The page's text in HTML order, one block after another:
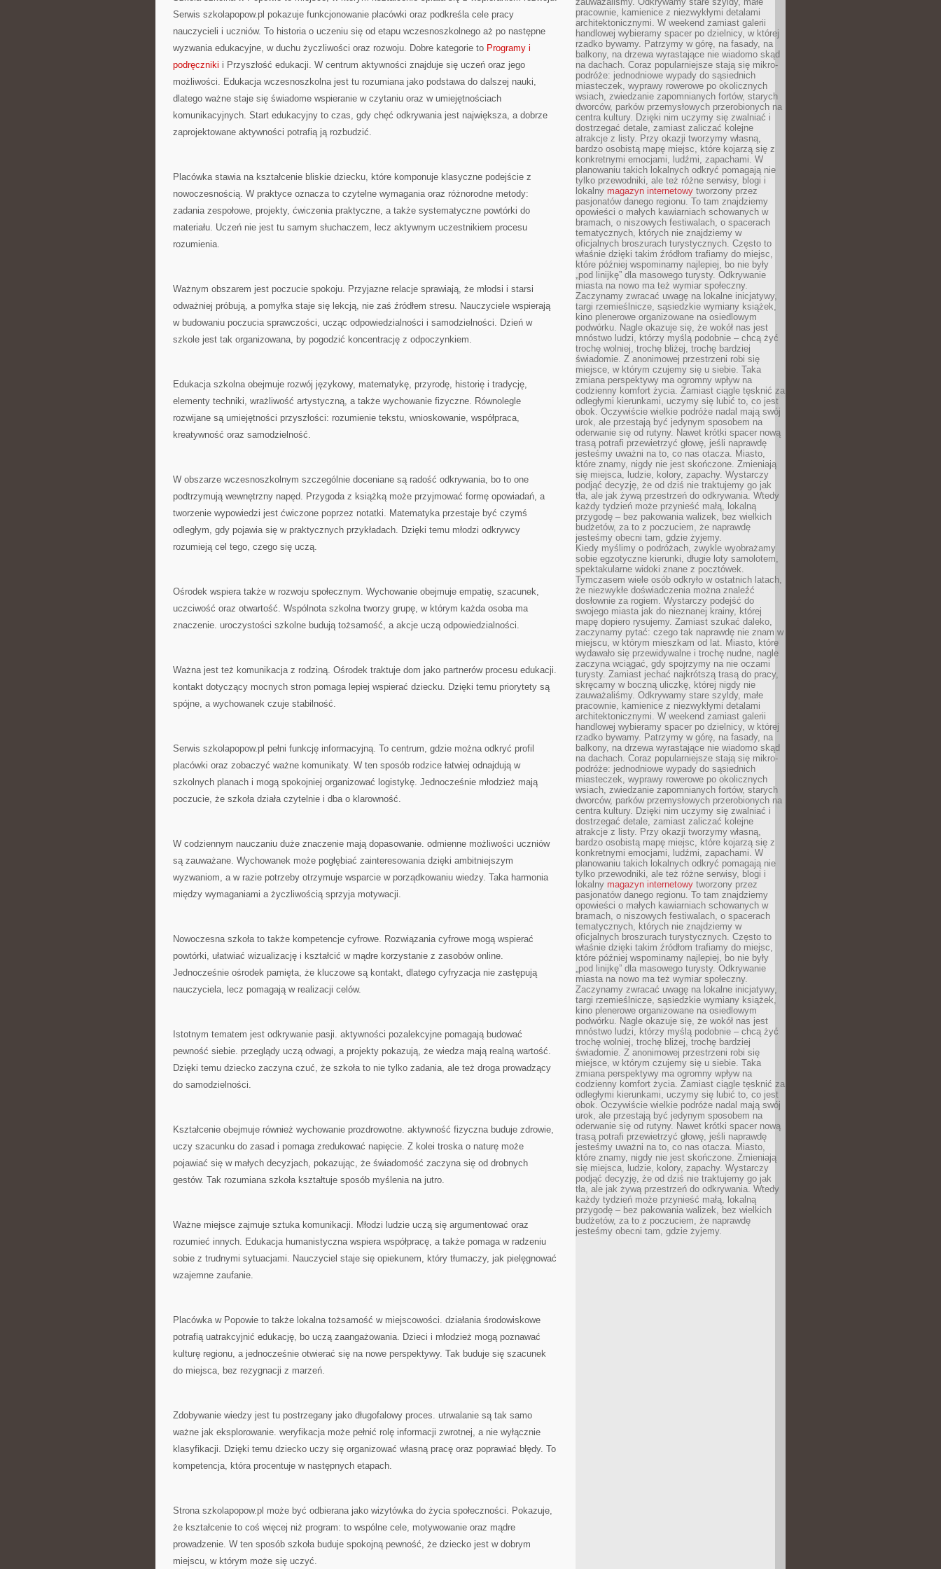
Serwis szkolapopow.pl pokazuje funkcjonowanie placówki oraz podkreśla cele pracy
nauczycieli i uczniów. To historia o uczeniu się od etapu wczesnoszkolnego aż po następne
wyzwania edukacyjne, w duchu życzliwości oraz rozwoju. Dobre kategorie to Programy i
podręczniki i Przyszłość edukacji. W centrum aktywności znajduje się uczeń oraz jego
możliwości. Edukacja wczesnoszkolna jest tu rozumiana jako podstawa do dalszej nauki,
dlatego ważne staje się świadome wspieranie w czytaniu oraz w umiejętnościach
komunikacyjnych. Start edukacyjny to czas, gdy chęć odkrywania jest największa, a dobrze
zaprojektowane aktywności potrafią ją rozbudzić.
Placówka stawia na kształcenie bliskie dziecku, które komponuje klasyczne podejście z
nowoczesnością. W praktyce oznacza to czytelne wymagania oraz różnorodne metody:
zadania zespołowe, projekty, ćwiczenia praktyczne, a także systematyczne powtórki do
materiału. Uczeń nie jest tu samym słuchaczem, lecz aktywnym uczestnikiem procesu
rozumienia.
Ważnym obszarem jest poczucie spokoju. Przyjazne relacje sprawiają, że młodsi i starsi
odważniej próbują, a pomyłka staje się lekcją, nie zaś źródłem stresu. Nauczyciele wspierają
w budowaniu poczucia sprawczości, ucząc odpowiedzialności i samodzielności. Dzień w
szkole jest tak organizowana, by pogodzić koncentrację z odpoczynkiem.
Edukacja szkolna obejmuje rozwój językowy, matematykę, przyrodę, historię i tradycję,
elementy techniki, wrażliwość artystyczną, a także wychowanie fizyczne. Równolegle
rozwijane są umiejętności przyszłości: rozumienie tekstu, wnioskowanie, współpraca,
kreatywność oraz samodzielność.
W obszarze wczesnoszkolnym szczególnie doceniane są radość odkrywania, bo to one
podtrzymują wewnętrzny napęd. Przygoda z książką może przyjmować formę opowiadań, a
tworzenie wypowiedzi jest ćwiczone poprzez notatki. Matematyka przestaje być czymś
odległym, gdy pojawia się w praktycznych przykładach. Dzięki temu młodzi odkrywcy
rozumieją cel tego, czego się uczą.
Ośrodek wspiera także w rozwoju społecznym. Wychowanie obejmuje empatię, szacunek,
uczciwość oraz otwartość. Wspólnota szkolna tworzy grupę, w którym każda osoba ma
znaczenie. uroczystości szkolne budują tożsamość, a akcje uczą odpowiedzialności.
Ważna jest też komunikacja z rodziną. Ośrodek traktuje dom jako partnerów procesu edukacji.
kontakt dotyczący mocnych stron pomaga lepiej wspierać dziecku. Dzięki temu priorytety są
spójne, a wychowanek czuje stabilność.
Serwis szkolapopow.pl pełni funkcję informacyjną. To centrum, gdzie można odkryć profil
placówki oraz zobaczyć ważne komunikaty. W ten sposób rodzice łatwiej odnajdują w
szkolnych planach i mogą spokojniej organizować logistykę. Jednocześnie młodzież mają
poczucie, że szkoła działa czytelnie i dba o klarowność.
W codziennym nauczaniu duże znaczenie mają dopasowanie. odmienne możliwości uczniów
są zauważane. Wychowanek może pogłębiać zainteresowania dzięki ambitniejszym
wyzwaniom, a w razie potrzeby otrzymuje wsparcie w porządkowaniu wiedzy. Taka harmonia
między wymaganiami a życzliwością sprzyja motywacji.
Nowoczesna szkoła to także kompetencje cyfrowe. Rozwiązania cyfrowe mogą wspierać
powtórki, ułatwiać wizualizację i kształcić w mądre korzystanie z zasobów online.
Jednocześnie ośrodek pamięta, że kluczowe są kontakt, dlatego cyfryzacja nie zastępują
nauczyciela, lecz pomagają w realizacji celów.
Istotnym tematem jest odkrywanie pasji. aktywności pozalekcyjne pomagają budować
pewność siebie. przeglądy uczą odwagi, a projekty pokazują, że wiedza mają realną wartość.
Dzięki temu dziecko zaczyna czuć, że szkoła to nie tylko zadania, ale też droga prowadzący
do samodzielności.
Kształcenie obejmuje również wychowanie prozdrowotne. aktywność fizyczna buduje zdrowie,
uczy szacunku do zasad i pomaga zredukować napięcie. Z kolei troska o naturę może
pojawiać się w małych decyzjach, pokazując, że świadomość zaczyna się od drobnych
gestów. Tak rozumiana szkoła kształtuje sposób myślenia na jutro.
Ważne miejsce zajmuje sztuka komunikacji. Młodzi ludzie uczą się argumentować oraz
rozumieć innych. Edukacja humanistyczna wspiera współpracę, a także pomaga w radzeniu
sobie z trudnymi sytuacjami. Nauczyciel staje się opiekunem, który tłumaczy, jak pielęgnować
wzajemne zaufanie.
Placówka w Popowie to także lokalna tożsamość w miejscowości. działania środowiskowe
potrafią uatrakcyjnić edukację, bo uczą zaangażowania. Dzieci i młodzież mogą poznawać
kulturę regionu, a jednocześnie otwierać się na nowe perspektywy. Tak buduje się szacunek
do miejsca, bez rezygnacji z marzeń.
Zdobywanie wiedzy jest tu postrzegany jako długofalowy proces. utrwalanie są tak samo
ważne jak eksplorowanie. weryfikacja może pełnić rolę informacji zwrotnej, a nie wyłącznie
klasyfikacji. Dzięki temu dziecko uczy się organizować własną pracę oraz poprawiać błędy. To
kompetencja, która procentuje w następnych etapach.
Strona szkolapopow.pl może być odbierana jako wizytówka do życia społeczności. Pokazuje,
że kształcenie to coś więcej niż program: to wspólne cele, motywowanie oraz mądre
prowadzenie. W ten sposób szkoła buduje spokojną pewność, że dziecko jest w dobrym
miejscu, w którym może się uczyć.
pracownie, kamienice z niezwykłymi detalami
architektonicznymi. W weekend zamiast galerii
handlowej wybieramy spacer po dzielnicy, w której
rzadko bywamy. Patrzymy w górę, na fasady, na
balkony, na drzewa wyrastające nie wiadomo skąd
na dachach. Coraz popularniejsze stają się mikro-
podróże: jednodniowe wypady do sąsiednich
miasteczek, wyprawy rowerowe po okolicznych
wsiach, zwiedzanie zapomnianych fortów, starych
dworców, parków przemysłowych przerobionych na
centra kultury. Dzięki nim uczymy się zwalniać i
dostrzegać detale, zamiast zaliczać kolejne
atrakcje z listy. Przy okazji tworzymy własną,
bardzo osobistą mapę miejsc, które kojarzą się z
konkretnymi emocjami, ludźmi, zapachami. W
planowaniu takich lokalnych odkryć pomagają nie
tylko przewodniki, ale też różne serwisy, blogi i
lokalny magazyn internetowy tworzony przez
pasjonatów danego regionu. To tam znajdziemy
opowieści o małych kawiarniach schowanych w
bramach, o niszowych festiwalach, o spacerach
tematycznych, których nie znajdziemy w
oficjalnych broszurach turystycznych. Często to
właśnie dzięki takim źródłom trafiamy do miejsc,
które później wspominamy najlepiej, bo nie były
„pod linijkę” dla masowego turysty. Odkrywanie
miasta na nowo ma też wymiar społeczny.
Zaczynamy zwracać uwagę na lokalne inicjatywy,
targi rzemieślnicze, sąsiedzkie wymiany książek,
kino plenerowe organizowane na osiedlowym
podwórku. Nagle okazuje się, że wokół nas jest
mnóstwo ludzi, którzy myślą podobnie – chcą żyć
trochę wolniej, trochę bliżej, trochę bardziej
świadomie. Z anonimowej przestrzeni robi się
miejsce, w którym czujemy się u siebie. Taka
zmiana perspektywy ma ogromny wpływ na
codzienny komfort życia. Zamiast ciągle tęsknić za
odległymi kierunkami, uczymy się lubić to, co jest
obok. Oczywiście wielkie podróże nadal mają swój
urok, ale przestają być jedynym sposobem na
oderwanie się od rutyny. Nawet krótki spacer nową
trasą potrafi przewietrzyć głowę, jeśli naprawdę
jesteśmy uważni na to, co nas otacza. Miasto,
które znamy, nigdy nie jest skończone. Zmieniają
się miejsca, ludzie, kolory, zapachy. Wystarczy
podjąć decyzję, że od dziś nie traktujemy go jak
tła, ale jak żywą przestrzeń do odkrywania. Wtedy
każdy tydzień może przynieść małą, lokalną
przygodę – bez pakowania walizek, bez wielkich
budżetów, za to z poczuciem, że naprawdę
jesteśmy obecni tam, gdzie żyjemy.
Kiedy myślimy o podróżach, zwykle wyobrażamy
sobie egzotyczne kierunki, długie loty samolotem,
spektakularne widoki znane z pocztówek.
Tymczasem wiele osób odkryło w ostatnich latach,
że niezwykłe doświadczenia można znaleźć
dosłownie za rogiem. Wystarczy podejść do
swojego miasta jak do nieznanej krainy, której
mapę dopiero rysujemy. Zamiast szukać daleko,
zaczynamy pytać: czego tak naprawdę nie znam w
miejscu, w którym mieszkam od lat. Miasto, które
wydawało się przewidywalne i trochę nudne, nagle
zaczyna wciągać, gdy spojrzymy na nie oczami
turysty. Zamiast jechać najkrótszą trasą do pracy,
skręcamy w boczną uliczkę, której nigdy nie
zauważaliśmy. Odkrywamy stare szyldy, małe
pracownie, kamienice z niezwykłymi detalami
architektonicznymi. W weekend zamiast galerii
handlowej wybieramy spacer po dzielnicy, w której
rzadko bywamy. Patrzymy w górę, na fasady, na
balkony, na drzewa wyrastające nie wiadomo skąd
na dachach. Coraz popularniejsze stają się mikro-
podróże: jednodniowe wypady do sąsiednich
miasteczek, wyprawy rowerowe po okolicznych
wsiach, zwiedzanie zapomnianych fortów, starych
dworców, parków przemysłowych przerobionych na
centra kultury. Dzięki nim uczymy się zwalniać i
dostrzegać detale, zamiast zaliczać kolejne
atrakcje z listy. Przy okazji tworzymy własną,
bardzo osobistą mapę miejsc, które kojarzą się z
konkretnymi emocjami, ludźmi, zapachami. W
planowaniu takich lokalnych odkryć pomagają nie
tylko przewodniki, ale też różne serwisy, blogi i
lokalny magazyn internetowy tworzony przez
pasjonatów danego regionu. To tam znajdziemy
opowieści o małych kawiarniach schowanych w
bramach, o niszowych festiwalach, o spacerach
tematycznych, których nie znajdziemy w
oficjalnych broszurach turystycznych. Często to
właśnie dzięki takim źródłom trafiamy do miejsc,
które później wspominamy najlepiej, bo nie były
„pod linijkę” dla masowego turysty. Odkrywanie
miasta na nowo ma też wymiar społeczny.
Zaczynamy zwracać uwagę na lokalne inicjatywy,
targi rzemieślnicze, sąsiedzkie wymiany książek,
kino plenerowe organizowane na osiedlowym
podwórku. Nagle okazuje się, że wokół nas jest
mnóstwo ludzi, którzy myślą podobnie – chcą żyć
trochę wolniej, trochę bliżej, trochę bardziej
świadomie. Z anonimowej przestrzeni robi się
miejsce, w którym czujemy się u siebie. Taka
zmiana perspektywy ma ogromny wpływ na
codzienny komfort życia. Zamiast ciągle tęsknić za
odległymi kierunkami, uczymy się lubić to, co jest
obok. Oczywiście wielkie podróże nadal mają swój
urok, ale przestają być jedynym sposobem na
oderwanie się od rutyny. Nawet krótki spacer nową
trasą potrafi przewietrzyć głowę, jeśli naprawdę
jesteśmy uważni na to, co nas otacza. Miasto,
które znamy, nigdy nie jest skończone. Zmieniają
się miejsca, ludzie, kolory, zapachy. Wystarczy
podjąć decyzję, że od dziś nie traktujemy go jak
tła, ale jak żywą przestrzeń do odkrywania. Wtedy
każdy tydzień może przynieść małą, lokalną
przygodę – bez pakowania walizek, bez wielkich
budżetów, za to z poczuciem, że naprawdę
jesteśmy obecni tam, gdzie żyjemy.